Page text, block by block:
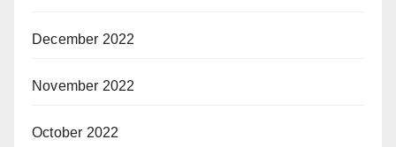
December 2022
November 2022
October 2022